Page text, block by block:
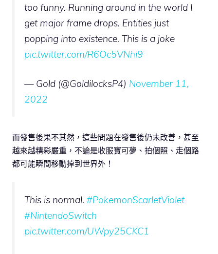
too funny. Running around in the world I
get major frame drops. Entities just
popping into existence. This is a joke
pic.twitter.com/R6Oc5VNhi9
— Gold (@GoldilocksP4) November 11,
2022
而發售後果不其然，這些問題在發售後仍未改善，甚至
越來越精彩嚴重，不論是收服寶可夢、拍個照、走個路
都可能瞬間移動掉到世界外！
This is normal. #PokemonScarletViolet
#NintendoSwitch
pic.twitter.com/UWpy25CKC1